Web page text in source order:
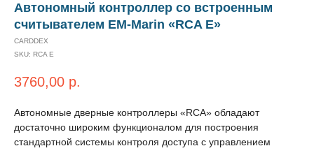
Автономный контроллер со встроенным
считывателем EM-Marin «RCA E»
CARDDEX
SKU: RCA E
3760,00 р.
Автономные дверные контроллеры «RCA» обладают
достаточно широким функционалом для построения
стандартной системы контроля доступа с управлением